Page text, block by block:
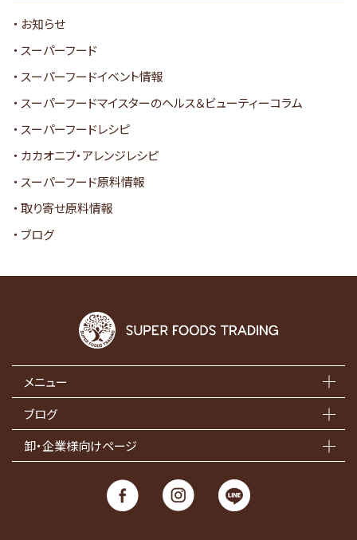
お知らせ
スーパーフード
スーパーフードイベント情報
スーパーフードマイスターのヘルス＆ビューティーコラム
スーパーフードレシピ
カカオニブ・アレンジレシピ
スーパーフード原料情報
取り寄せ原料情報
ブログ
メニュー
ブログ
卸・企業様向けページ